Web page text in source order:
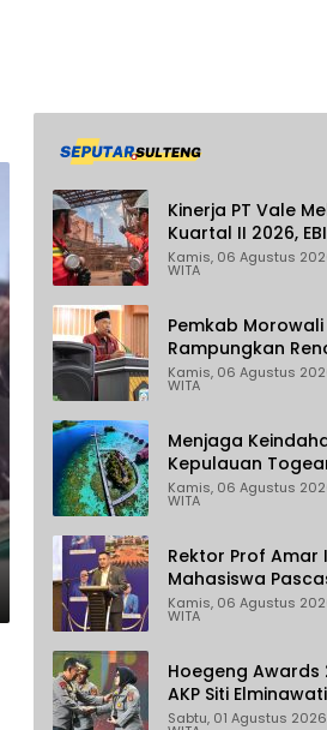
Kinerja PT Vale
Kuartal II 2026,
Tumbuh 45
Kamis, 06 Agustus
WITA
Pemkab Morowali
Rampungkan
Induk Iptek,
Riset dan Inovasi
Kamis, 06 Agustus
WITA
Menjaga
Kepulauan
Ancaman Illegal
Kamis, 06 Agustus
WITA
Rektor Prof Amar
Mahasiswa
Untad Bijak
Imitasi
Kamis, 06 Agustus
WITA
Hoegeng Awards
AKP Siti Elminawati
Dinobatkan
Sabtu, 01 Agustus 2026